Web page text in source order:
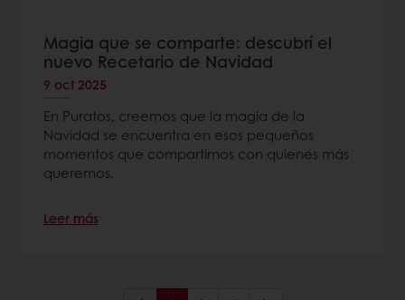
Magia que se comparte: descubrí el
nuevo Recetario de Navidad
9 oct 2025
En Puratos, creemos que la magia de la
Navidad se encuentra en esos pequeños
momentos que compartimos con quienes más
queremos.
Leer más